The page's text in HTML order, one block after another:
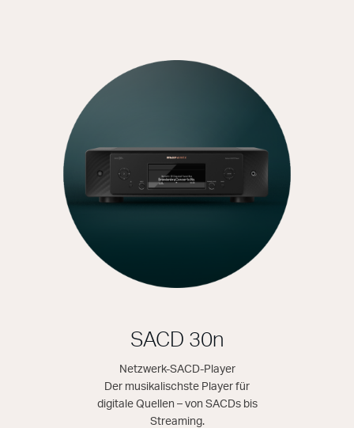
SACD 30n
Netzwerk-SACD-Player
Der musikalischste Player für
digitale Quellen – von SACDs bis
Streaming.